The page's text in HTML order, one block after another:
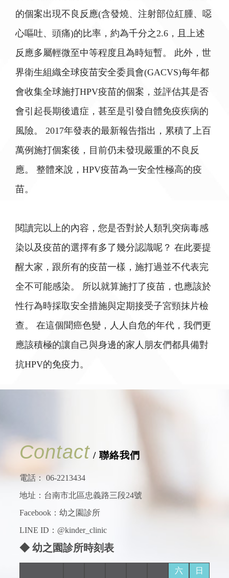
的個案出現不良反應(含發燒、注射部位紅腫、噁
心嘔吐、頭痛)的比率，約為千分之2.6，且上述
反應多屬輕微至中等程度且為時短暫。 此外，世
界衛生組織全球疫苗安全委員會(GACVS)每年都
會收集全球施打HPV疫苗的個案，並評估其是否
會引起長期後遺症，甚至是引發自體免疫疾病的
風險。 2017年發表的最新報告指出，累積了上百
萬例施打個案後，目前仍未發現嚴重的不良反
應。 整體來說，HPV疫苗為一安全性極高的疫
苗。
閱讀完以上的內容，您是否對於人類乳突病毒感
染以及疫苗的選擇有多了幾分認識呢？ 在此要提
醒大家，跟所有的疫苗一樣，施打過並不代表完
全不可能感染。 所以就算施打了疫苗，也應該於
性行為時採取安全措施與定期接受子宮頸抹片檢
查。 在這個聞癌色變，人人自危的年代，我們更
應該積極的讓自己與身邊的家人朋友們都具備對
抗HPV的免疫力。
Contact / 聯絡我們
電話：
06-2213434
地址：台南市北區忠義路三段24號
Facebook： 幼之園診所
LINE ID：@kinder_clinic
◆ 幼之園診所時刻表
六 日